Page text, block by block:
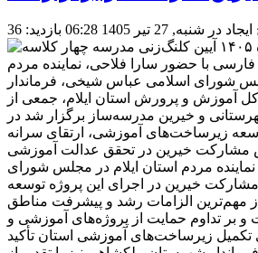
در شنبه, 27 تیر 1405 06:28 بازدید: 36